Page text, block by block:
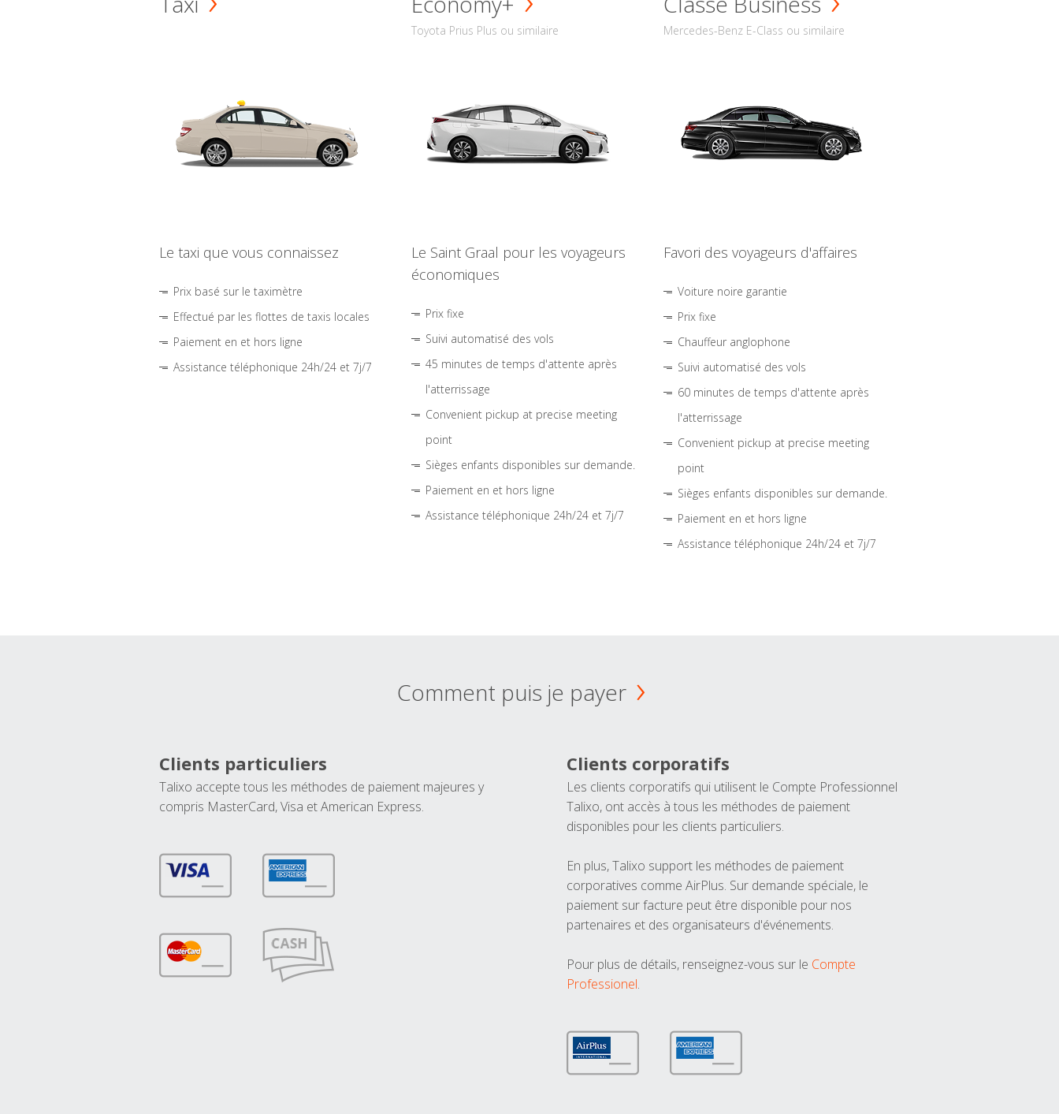
Le taxi que vous connaissez
Prix basé sur le taximètre
Effectué par les flottes de taxis locales
Paiement en et hors ligne
Assistance téléphonique 24h/24 et 7j/7
Toyota Prius Plus ou similaire
Le Saint Graal pour les voyageurs
économiques
Prix fixe
Suivi automatisé des vols
45 minutes de temps d'attente après
l'atterrissage
Convenient pickup at precise meeting
point
Sièges enfants disponibles sur demande.
Paiement en et hors ligne
Assistance téléphonique 24h/24 et 7j/7
Mercedes-Benz E-Class ou similaire
Favori des voyageurs d'affaires
Voiture noire garantie
Prix fixe
Chauffeur anglophone
Suivi automatisé des vols
60 minutes de temps d'attente après
l'atterrissage
Convenient pickup at precise meeting
point
Sièges enfants disponibles sur demande.
Paiement en et hors ligne
Assistance téléphonique 24h/24 et 7j/7
Comment puis je payer
Clients particuliers
Talixo accepte tous les méthodes de paiement majeures y
compris MasterCard, Visa et American Express.
Clients corporatifs
Les clients corporatifs qui utilisent le Compte Professionnel
Talixo, ont accès à tous les méthodes de paiement
disponibles pour les clients particuliers.
En plus, Talixo support les méthodes de paiement
corporatives comme AirPlus. Sur demande spéciale, le
paiement sur facture peut être disponible pour nos
partenaires et des organisateurs d'événements.
Pour plus de détails, renseignez-vous sur le Compte
Professionel.